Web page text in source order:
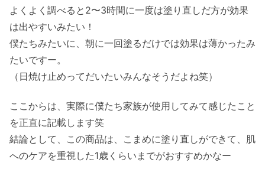
よくよく調べると2〜3時間に一度は塗り直しだ方が効果
は出やすいみたい！
僕たちみたいに、朝に一回塗るだけでは効果は薄かったみ
たいですー。
（日焼け止めってだいたいみんなそうだよね笑）
ここからは、実際に僕たち家族が使用してみて感じたこと
を正直に記載します笑
結論として、この商品は、こまめに塗り直しができて、肌
へのケアを重視した1歳くらいまでがおすすめかなー